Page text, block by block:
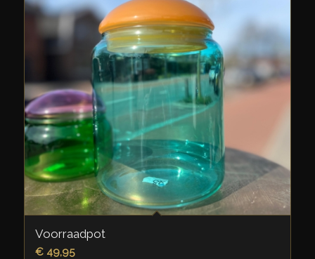
Voorraadpot
€49,95